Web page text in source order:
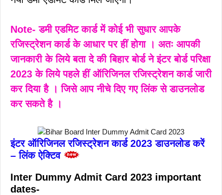
Note- डमी एडमिट कार्ड में कोई भी सुधार आपके
रजिस्ट्रेशन कार्ड के आधार पर हीं होगा । अतः आपकी
जानकारी के लिये बता दे की बिहार बोर्ड ने इंटर बोर्ड परिक्षा
2023 के लिये पहले हीं ऑरिजिनल रजिस्ट्रेशन कार्ड जारी
कर दिया है । जिसे आप नीचे दिए गए लिंक से डाउनलोड
कर सकते है ।
इंटर ऑरिजिनल रजिस्ट्रेशन कार्ड 2023 डाउनलोड करें
–लिंक ऐक्टिव
Inter Dummy Admit Card 2023 important
dates-